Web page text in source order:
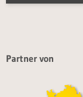
Partner von